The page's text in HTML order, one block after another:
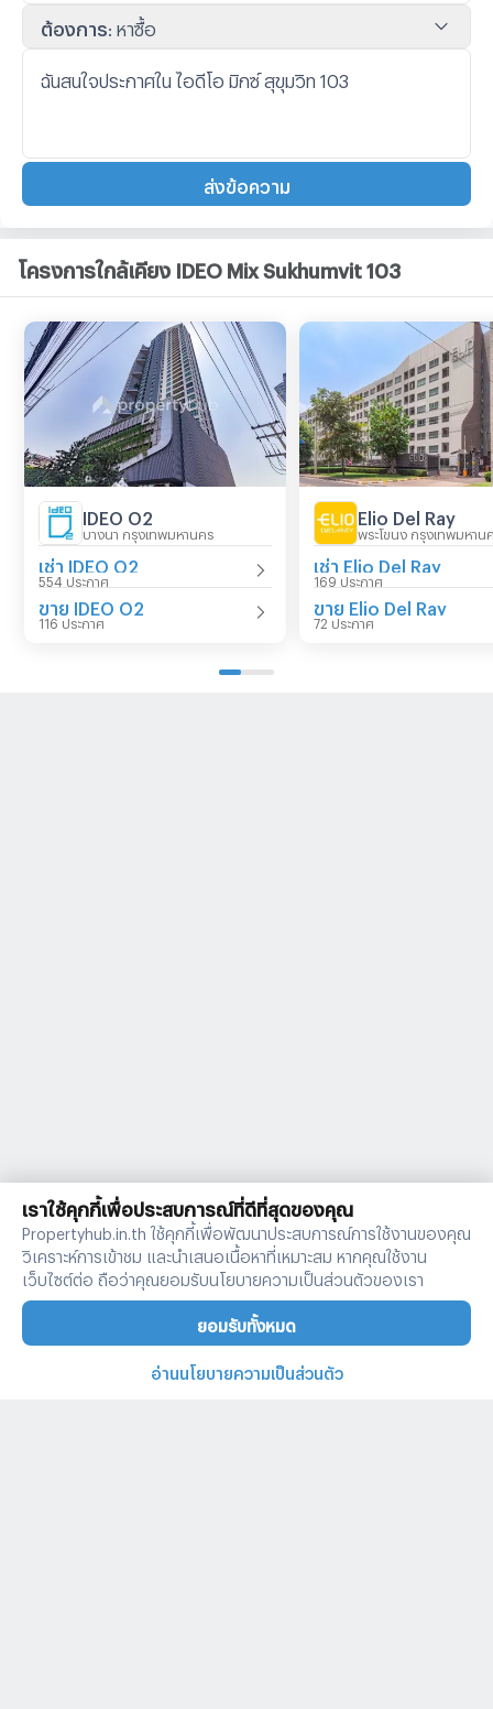
ต้องการ: หาซื้อ
ส่งข้อความ
โครงการใกล้เคียง IDEO Mix Sukhumvit 103
IDEO O2
บางนา กรุงเทพมหานคร
เช่า IDEO O2
554 ประกาศ
ขาย IDEO O2
116 ประกาศ
Elio Del Ray
พระโขนง กรุงเทพมหาน
เช่า Elio Del Ray
169 ประกาศ
ขาย Elio Del Ray
72 ประกาศ
เราใช้คุกกี้เพื่อประสบการณ์ที่ดีที่สุดของคุณ
Propertyhub.in.th ใช้คุกกี้เพื่อพัฒนาประสบการณ์การใช้งานของคุณ
วิเคราะห์การเข้าชม และนำเสนอเนื้อหาที่เหมาะสม หากคุณใช้งาน
เว็บไซต์ต่อ ถือว่าคุณยอมรับนโยบายความเป็นส่วนตัวของเรา
ยอมรับทั้งหมด
อ่านนโยบายความเป็นส่วนตัว